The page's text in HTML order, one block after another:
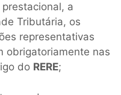
a
Tributária, os
representativas
obrigatoriamente nas
do RERE;